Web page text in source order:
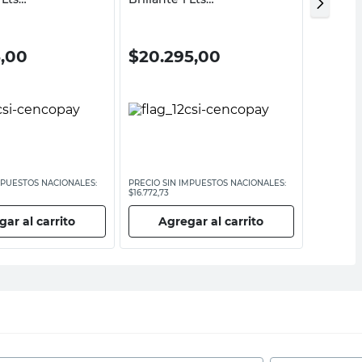
NACIONALES:
al carrito
$20.295,00
PRECIO SIN IMPUESTOS NACIONALES:
$16.772,73
Agregar al carrito